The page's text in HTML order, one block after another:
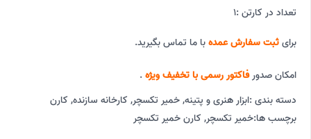
تعداد در کارتن :1
برایثبت سفارش عمدهبا ما تماس بگیرید.
امکان صدورفاکتور رسمی با تخفیف ویژه .
دسته بندی :ابزار هنری و پتینه,خمیر تکسچر, کارخانه سازنده, کارن
برچسب ها:خمیر تکسچر, کارن خمیر تکسچر